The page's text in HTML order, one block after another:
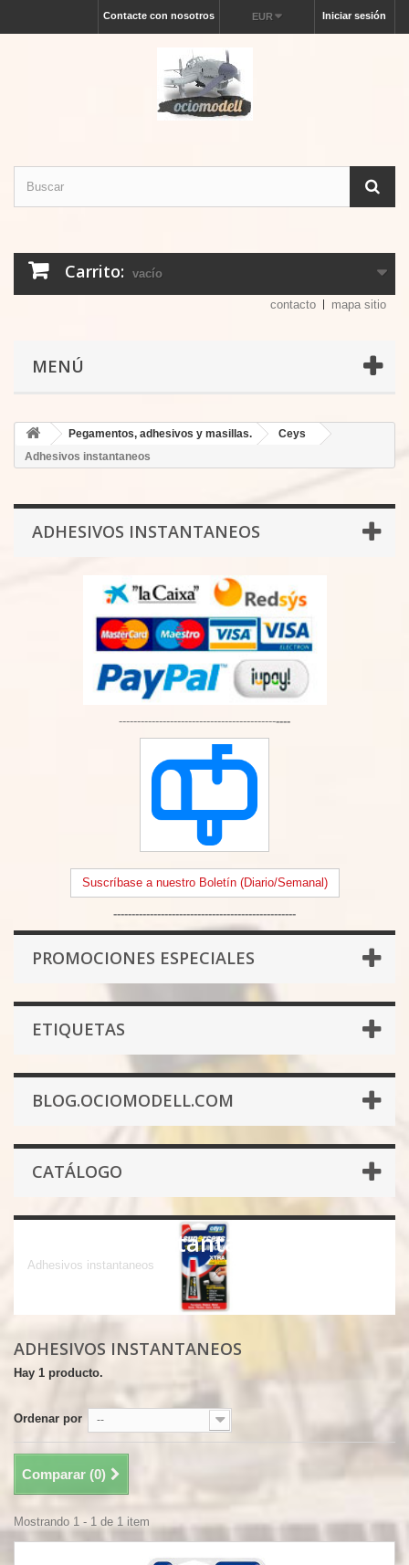
Iniciar sesión
EUR
Contacte con nosotros
Carrito: vacío
contacto mapa sitio
MENÚ
Pegamentos, adhesivos y masillas.
Ceys
Adhesivos instantaneos
ADHESIVOS INSTANTANEOS
-----------------------------------------------
Suscríbase a nuestro Boletín (Diario/Semanal)
--------------------------------------------------
PROMOCIONES ESPECIALES
ETIQUETAS
BLOG.OCIOMODELL.COM
CATÁLOGO
Adhesivos instantaneos
Adhesivos instantaneos
ADHESIVOS INSTANTANEOS
Hay 1 producto.
Ordenar por --
Comparar (0)
Mostrando 1 - 1 de 1 item